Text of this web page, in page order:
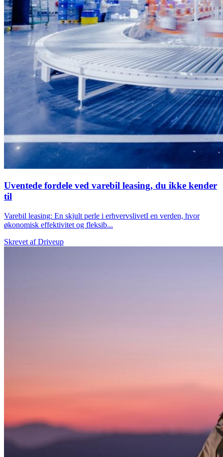
Uventede fordele ved varebil leasing, du ikke kender
til
Varebil leasing: En skjult perle i erhvervslivetI en verden, hvor
økonomisk effektivitet og fleksib...
Skrevet afDriveup